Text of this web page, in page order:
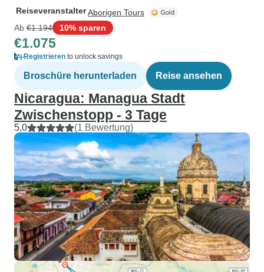
ReiseveranstalterAborigen Tours
Ab €1.194 10% sparen
€1.075
Registrieren to unlock savings
Broschüre herunterladen Reise ansehen
Nicaragua: Managua Stadt
Zwischenstopp - 3 Tage
5,0 (1 Bewertung)